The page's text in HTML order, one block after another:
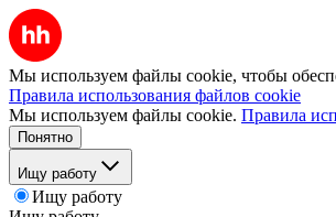
Мы используем файлы cookie, чтобы
Правила использования файлов cookie
Мы используем файлы cookie. Правила
Понятно
Ищу работу
Ищу работу